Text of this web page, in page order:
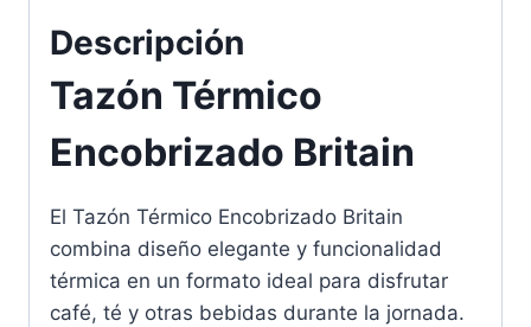
Descripción
Tazón Térmico
Encobrizado Britain
El Tazón Térmico Encobrizado Britain
combina diseño elegante y funcionalidad
térmica en un formato ideal para disfrutar
café, té y otras bebidas durante la jornada.